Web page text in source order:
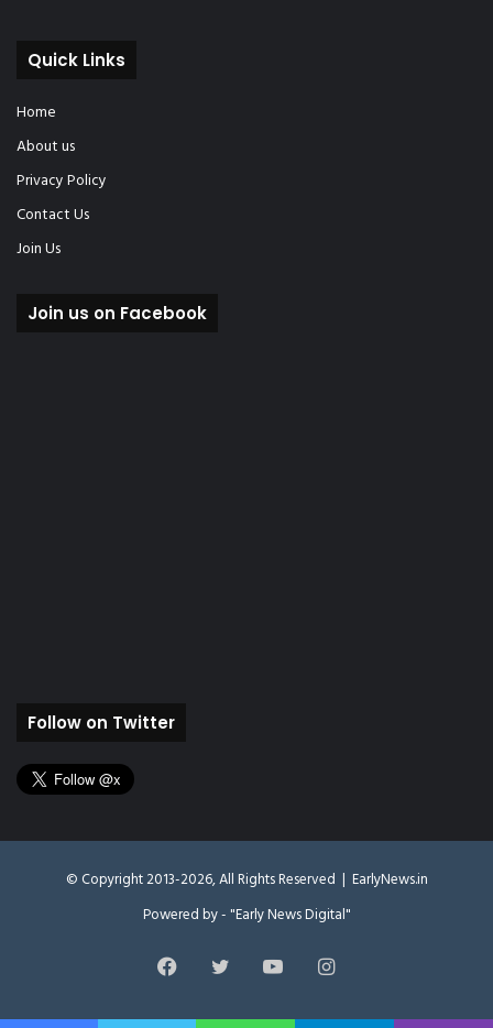
Quick Links
Home
About us
Privacy Policy
Contact Us
Join Us
Join us on Facebook
Follow on Twitter
© Copyright 2013-2026, All Rights Reserved | EarlyNews.in
Powered by - "Early News Digital"
FacebookTwitter YouTubeInstagram